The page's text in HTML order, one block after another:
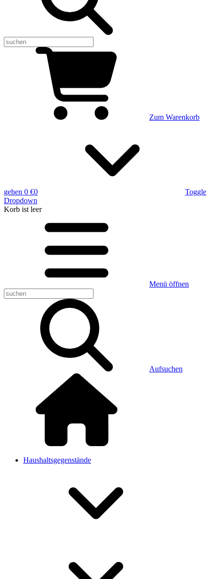
Zum Warenkorb
gehen 0 €0
Toggle
Dropdown
Korb ist leer
Menü öffnen
Aufsuchen
Haushaltsgegenstände